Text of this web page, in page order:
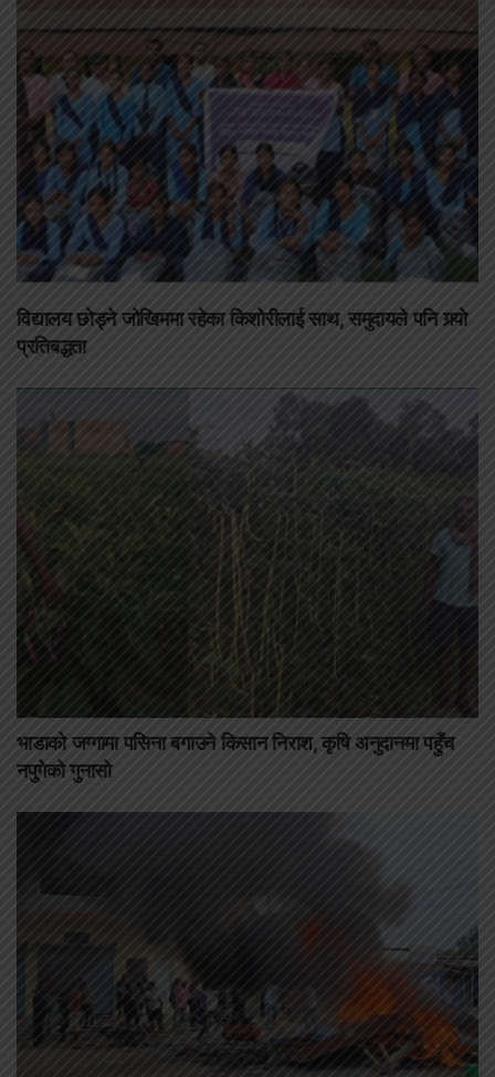
विद्यालय छोड्ने जोखिममा रहेका किशोरीलाई साथ, समुदायले पनि गर्‍यो
प्रतिबद्धता
भाडाको जग्गामा पसिना बगाउने किसान निराश, कृषि अनुदानमा पहुँच
नपुगेको गुनासो